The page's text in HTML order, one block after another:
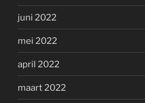
juni 2022
mei 2022
april 2022
maart 2022